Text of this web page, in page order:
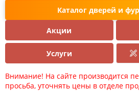
Каталог дверей и
Акции
Услуги
Внимание! На сайте производится
просьба, уточнять цены в отделе